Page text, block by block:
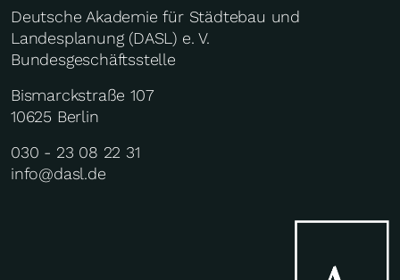
Deutsche Akademie für Städtebau und
Landesplanung (DASL) e. V.
Bundesgeschäftsstelle
Bismarckstraße 107
10625 Berlin
030 - 23 08 22 31
info@dasl.de